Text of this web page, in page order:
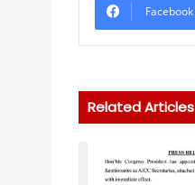
Facebook
Related Articles